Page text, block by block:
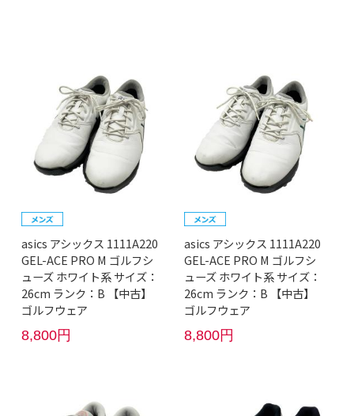
asics アシックス 1111A220
GEL-ACE PRO M ゴルフシ
ューズ ホワイト系 サイズ：
26cm ランク：B 【中古】
ゴルフウェア
8,800円
asics アシックス 1111A220
GEL-ACE PRO M ゴルフシ
ューズ ホワイト系 サイズ：
26cm ランク：B 【中古】
ゴルフウェア
8,800円